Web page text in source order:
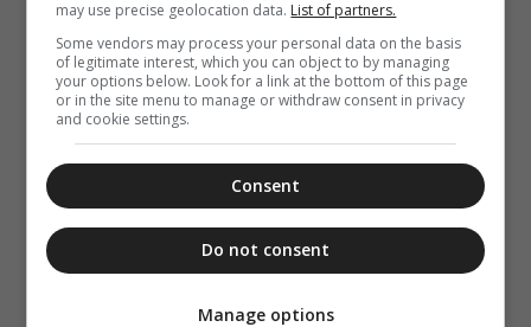
may use precise geolocation data. List of partners.
Some vendors may process your personal data on the basis
of legitimate interest, which you can object to by managing
your options below. Look for a link at the bottom of this page
or in the site menu to manage or withdraw consent in privacy
and cookie settings.
Consent
Do not consent
Manage options